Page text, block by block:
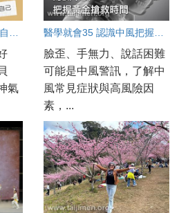
氣
臉歪、手無力、說話困難
可能是中風警訊，了解中
風常見症狀與高風險因
素，...